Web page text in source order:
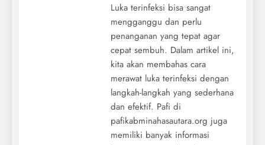
Luka terinfeksi bisa sangat
mengganggu dan perlu
penanganan yang tepat agar
cepat sembuh. Dalam artikel ini,
kita akan membahas cara
merawat luka terinfeksi dengan
langkah-langkah yang sederhana
dan efektif. Pafi di
pafikabminahasautara.org juga
memiliki banyak informasi